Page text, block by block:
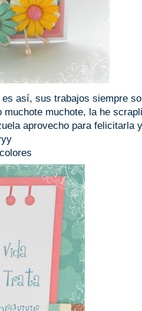
así, sus trabajos siempre
muchote, la he
aprovecho para felicitarla